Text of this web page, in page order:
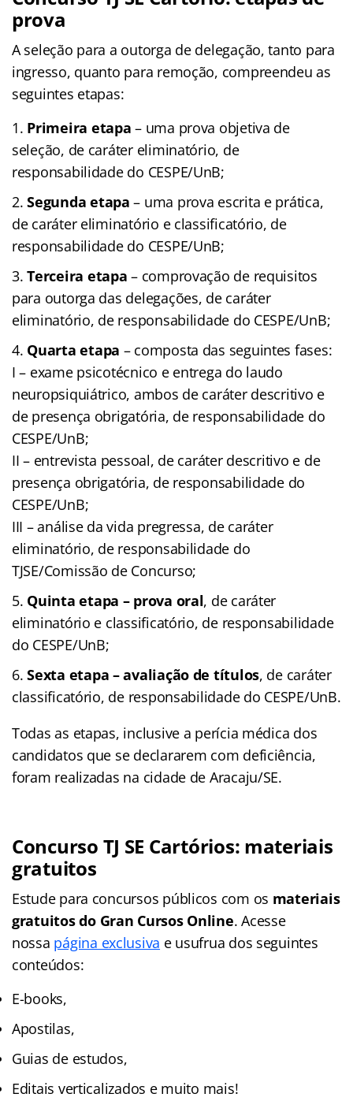
prova
A seleção para a outorga de delegação, tanto para
ingresso, quanto para remoção, compreendeu as
seguintes etapas:
Primeira etapa – uma prova objetiva de
seleção, de caráter eliminatório, de
responsabilidade do CESPE/UnB;
Segunda etapa– uma prova escrita e prática,
de caráter eliminatório e classificatório, de
responsabilidade do CESPE/UnB;
Terceira etapa– comprovação de requisitos
para outorga das delegações, de caráter
eliminatório, de responsabilidade do CESPE/UnB;
Quarta etapa – composta das seguintes fases:
I – exame psicotécnico e entrega do laudo
neuropsiquiátrico, ambos de caráter descritivo e
de presença obrigatória, de responsabilidade do
CESPE/UnB;
II – entrevista pessoal, de caráter descritivo e de
presença obrigatória, de responsabilidade do
CESPE/UnB;
III – análise da vida pregressa, de caráter
eliminatório, de responsabilidade do
TJSE/Comissão de Concurso;
Quinta etapa – prova oral, de caráter
eliminatório e classificatório, de responsabilidade
do CESPE/UnB;
Sexta etapa – avaliação de títulos, de caráter
classificatório, de responsabilidade do CESPE/UnB.
Todas as etapas, inclusive a perícia médica dos
candidatos que se declararem com deficiência,
foram realizadas na cidade de Aracaju/SE.
Concurso TJ SE Cartórios: materiais
gratuitos
Estude para concursos públicos com os materiais
gratuitos do Gran Cursos Online. Acesse
nossa página exclusiva e usufrua dos seguintes
conteúdos:
E-books,
Apostilas,
Guias de estudos,
Editais verticalizados e muito mais!